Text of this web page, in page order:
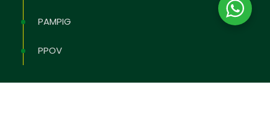
PAMPIG
PPOV